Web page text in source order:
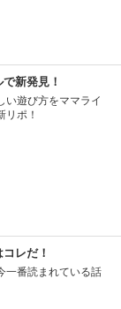
新発見！
い遊び方をママライ
リポ！
レだ！
一番読まれている話